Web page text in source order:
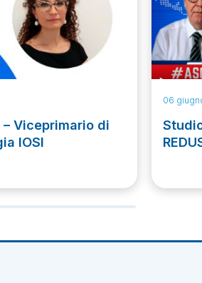
Viceprimario di
IOSI
06